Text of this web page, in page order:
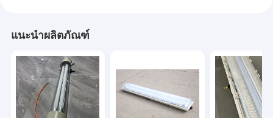
แนะนำผลิตภัณฑ์